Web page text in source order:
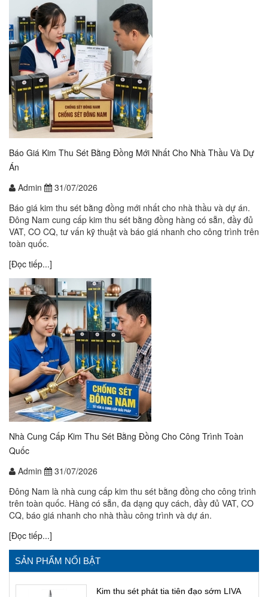
Báo Giá Kim Thu Sét Bằng Đồng Mới Nhất Cho Nhà Thầu Và Dự
Án
Admin
31/07/2026
Báo giá kim thu sét bằng đồng mới nhất cho nhà thầu và dự án.
Đông Nam cung cấp kim thu sét bằng đồng hàng có sẵn, đầy đủ
VAT, CO CQ, tư vấn kỹ thuật và báo giá nhanh cho công trình trên
toàn quốc.
[Đọc tiếp...]
Nhà Cung Cấp Kim Thu Sét Bằng Đồng Cho Công Trình Toàn
Quốc
Admin
31/07/2026
Đông Nam là nhà cung cấp kim thu sét bằng đồng cho công trình
trên toàn quốc. Hàng có sẵn, đa dạng quy cách, đầy đủ VAT, CO
CQ, báo giá nhanh cho nhà thầu công trình và dự án.
[Đọc tiếp...]
SẢN PHẨM NỔI BẬT
Kim thu sét phát tia tiên đạo sớm LIVA